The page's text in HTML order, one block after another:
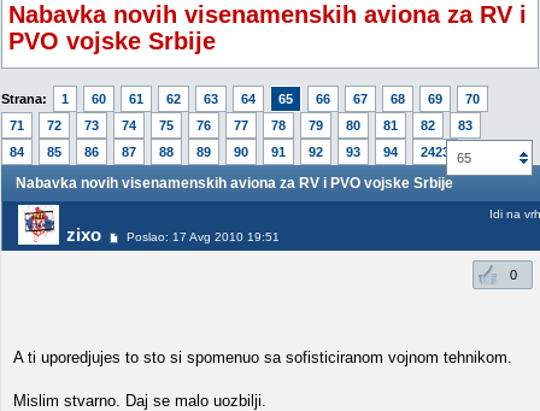
Nabavka novih visenamenskih aviona za RV i
PVO vojske Srbije
Strana: 1 60 61 62 63 64 65 66 67 68 69
70
71
72 73 74 75 76 77 78 79 80 81 82
83
84
85 86 87 88 89 90 91 92 93 94 2423 65
Nabavka novih visenamenskih aviona za RV i PVO vojske Srbije
zixo Poslao: 17 Avg 2010 19:51
Idi na vrh
0
A ti uporedjujes to sto si spomenuo sa sofisticiranom vojnom tehnikom.
Mislim stvarno. Daj se malo uozbilji.